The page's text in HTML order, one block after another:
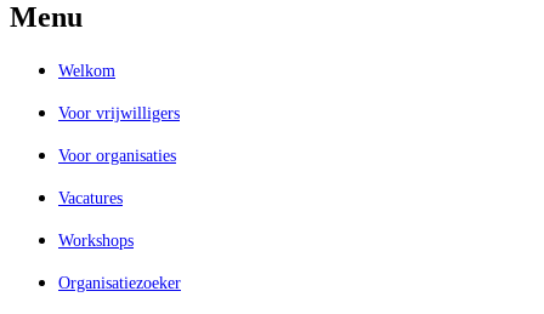
Menu
Welkom
Voor vrijwilligers
Voor organisaties
Vacatures
Workshops
Organisatiezoeker